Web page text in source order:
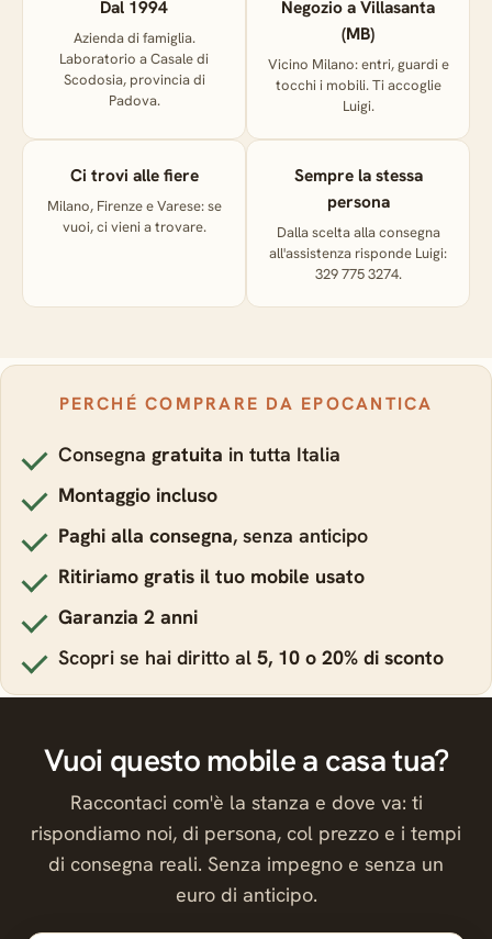
Dal 1994
Azienda di famiglia.
Laboratorio a Casale di
Scodosia, provincia di
Padova.
Negozio a Villasanta
(MB)
Vicino Milano: entri, guardi e
tocchi i mobili. Ti accoglie
Luigi.
Ci trovi alle fiere
Milano, Firenze e Varese: se
vuoi, ci vieni a trovare.
Sempre la stessa
persona
Dalla scelta alla consegna
all'assistenza risponde Luigi:
329 775 3274.
PERCHÉ COMPRARE DA EPOCANTICA
Consegna gratuita in tutta Italia
Montaggio incluso
Paghi alla consegna, senza anticipo
Ritiriamo gratis il tuo mobile usato
Garanzia 2 anni
Scopri se hai diritto al 5, 10 o 20% di sconto
Vuoi questo mobile a casa tua?
Raccontaci com'è la stanza e dove va: ti
rispondiamo noi, di persona, col prezzo e i tempi
di consegna reali. Senza impegno e senza un
euro di anticipo.